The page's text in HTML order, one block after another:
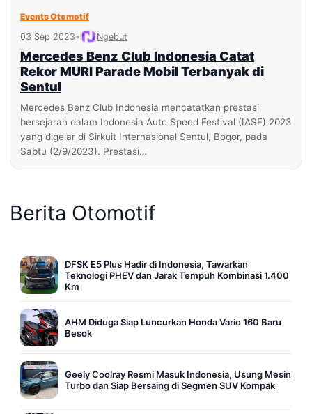
Events Otomotif
03 Sep 2023• Ngebut
Mercedes Benz Club Indonesia Catat
Rekor MURI Parade Mobil Terbanyak di
Sentul
Mercedes Benz Club Indonesia mencatatkan prestasi
bersejarah dalam Indonesia Auto Speed Festival (IASF) 2023
yang digelar di Sirkuit Internasional Sentul, Bogor, pada
Sabtu (2/9/2023). Prestasi…
Berita Otomotif
DFSK E5 Plus Hadir di Indonesia, Tawarkan
Teknologi PHEV dan Jarak Tempuh Kombinasi 1.400
Km
AHM Diduga Siap Luncurkan Honda Vario 160 Baru
Besok
Geely Coolray Resmi Masuk Indonesia, Usung Mesin
Turbo dan Siap Bersaing di Segmen SUV Kompak